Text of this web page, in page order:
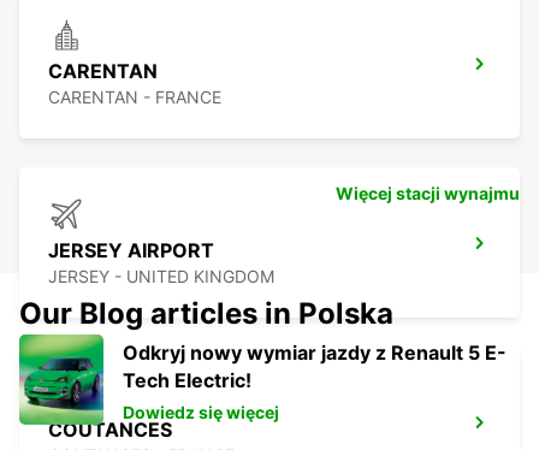
CARENTAN
CARENTAN - FRANCE
JERSEY AIRPORT
JERSEY - UNITED KINGDOM
COUTANCES
Więcej stacji wynajmu
Our Blog articles in Polska
Odkryj nowy wymiar jazdy z Renault 5 E-
Tech Electric!
Dowiedz się więcej